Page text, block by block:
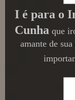
I é para o
Cunha que
amante de